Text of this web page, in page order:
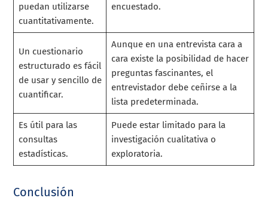
puedan utilizarse
cuantitativamente.
encuestado.
Un cuestionario
estructurado es fácil
de usar y sencillo de
cuantificar.
Aunque en una entrevista cara a
cara existe la posibilidad de hacer
preguntas fascinantes, el
entrevistador debe ceñirse a la
lista predeterminada.
Es útil para las
consultas
estadísticas.
Puede estar limitado para la
investigación cualitativa o
exploratoria.
Conclusión